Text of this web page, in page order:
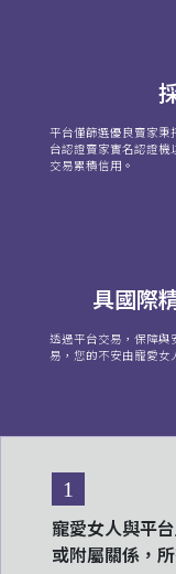
平台僅篩選優良賣家秉
台認證賣家實名認證機
交易累積信用。
具國際
透過平台交易，保障與
易，您的不安由寵愛女
1
寵愛女人與平
或附屬關係，